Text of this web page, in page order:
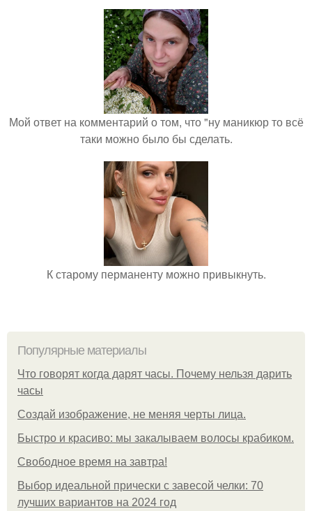
Мой ответ на комментарий о том, что "ну маникюр то всё
таки можно было бы сделать.
К старому перманенту можно привыкнуть.
Популярные материалы
Что говорят когда дарят часы. Почему нельзя дарить
часы
Создай изображение, не меняя черты лица.
Быстро и красиво: мы закалываем волосы крабиком.
Свободное время на завтра!
Выбор идеальной прически с завесой челки: 70
лучших вариантов на 2024 год